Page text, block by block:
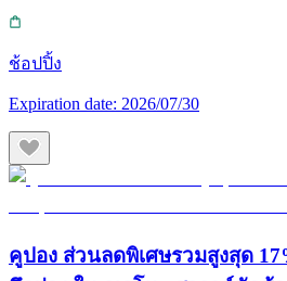
ช้อปปิ้ง
Expiration date: 2026/07/30
คูปอง ส่วนลดพิเศษรวมสูงสุด